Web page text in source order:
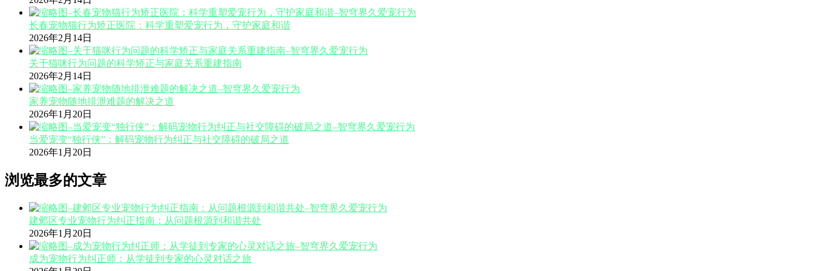
长春宠物猫行为矫正医院：科学重塑爱宠行为，守护家庭和谐
2026年2月14日
关于猫咪行为问题的科学矫正与家庭关系重建指南
2026年2月14日
家养宠物随地排泄难题的解决之道
2026年1月20日
当爱宠变“独行侠”：解码宠物行为纠正与社交障碍的破局之道
2026年1月20日
浏览最多的文章
建邺区专业宠物行为纠正指南：从问题根源到和谐共处
2026年1月20日
成为宠物行为纠正师：从学徒到专家的心灵对话之旅